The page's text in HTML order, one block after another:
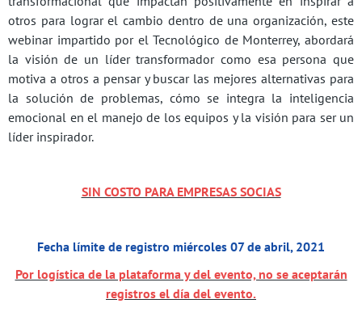
otros para lograr el cambio dentro de una organización, este
webinar impartido por el Tecnológico de Monterrey, abordará
la visión de un líder transformador como esa persona que
motiva a otros a pensar y buscar las mejores alternativas para
la solución de problemas, cómo se integra la inteligencia
emocional en el manejo de los equipos y la visión para ser un
líder inspirador.
SIN COSTO PARA EMPRESAS SOCIAS
Fecha límite de registro miércoles 07 de abril, 2021
Por logística de la plataforma y del evento, no se aceptarán
registros el día del evento.